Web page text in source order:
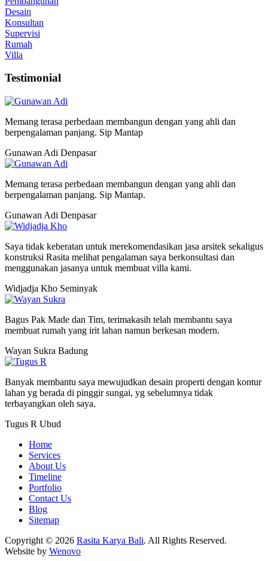
Desain
Konsultan
Supervisi
Rumah
Villa
Testimonial
Memang terasa perbedaan membangun dengan yang ahli dan
berpengalaman panjang. Sip Mantap
Gunawan Adi Denpasar
Memang terasa perbedaan membangun dengan yang ahli dan
berpengalaman panjang. Sip Mantap.
Gunawan Adi Denpasar
Saya tidak keberatan untuk merekomendasikan jasa arsitek sekaligus
konstruksi Rasita melihat pengalaman saya berkonsultasi dan
menggunakan jasanya untuk membuat villa kami.
Widjadja Kho Seminyak
Bagus Pak Made dan Tim, terimakasih telah membantu saya
membuat rumah yang irit lahan namun berkesan modern.
Wayan Sukra Badung
Banyak membantu saya mewujudkan desain properti dengan kontur
lahan yg berada di pinggir sungai, yg sebelumnya tidak
terbayangkan oleh saya.
Tugus R Ubud
Home
Services
About Us
Timeline
Portfolio
Contact Us
Blog
Sitemap
Copyright © 2026 Rasita Karya Bali. All Rights Reserved.
Website by Wenovo